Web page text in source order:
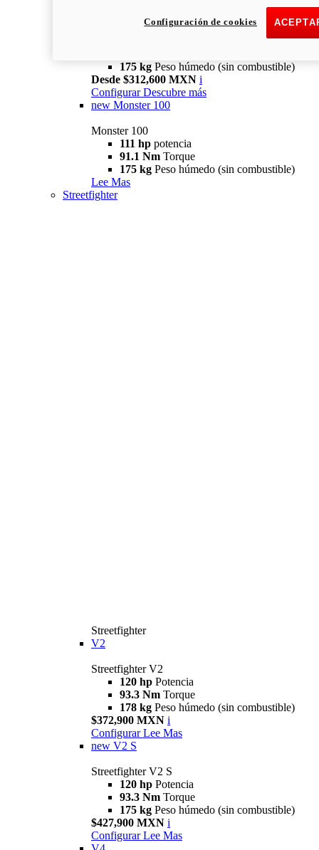
175 kg Peso húmedo (sin combustible)
Desde $312,600 MXN i
Configurar Descubre más
new Monster 100
Monster 100
111 hp potencia
91.1 Nm Torque
175 kg Peso húmedo (sin combustible)
Lee Mas
Streetfighter
Streetfighter
V2
Streetfighter V2
120 hp Potencia
93.3 Nm Torque
178 kg Peso húmedo (sin combustible)
$372,900 MXN i
Configurar Lee Mas
new V2 S
Streetfighter V2 S
120 hp Potencia
93.3 Nm Torque
175 kg Peso húmedo (sin combustible)
$427,900 MXN i
Configurar Lee Mas
Configuración de cookies